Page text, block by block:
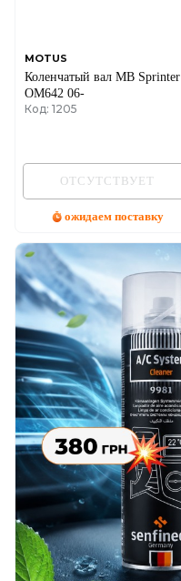
MOTUS
Коленчатый вал MB Sprinter
OM642 06-
Код: 1205
ОТСУТСТВУЕТ
ожидаем поставку